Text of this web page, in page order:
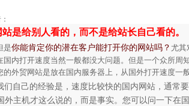
站是给别人看的，而不是给站长自己看的。
是你能肯定你的潜在客户能打开你的网站吗？ 尤
国内打开速度当然一般都没大问题。但是一个众所
的外贸网站是放在国内服务器上，从国外打开速度一般
们自己的经验是，速度比较快的国内网站，通常
外主机才这么说的，而是事实。您可以问一下在